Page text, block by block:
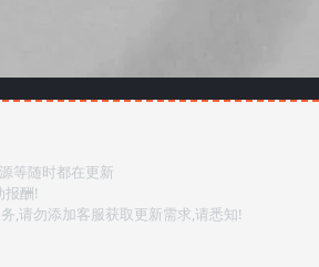
等随时都在更新
报酬!
,请勿添加客服获取更新需求,请悉知!